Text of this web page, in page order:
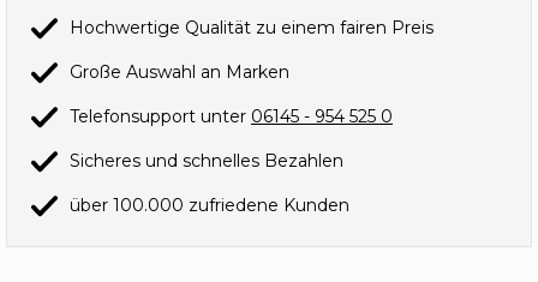
Hochwertige Qualität zu einem fairen Preis
Große Auswahl an Marken
Telefonsupport unter 06145 - 954 525 0
Sicheres und schnelles Bezahlen
über 100.000 zufriedene Kunden